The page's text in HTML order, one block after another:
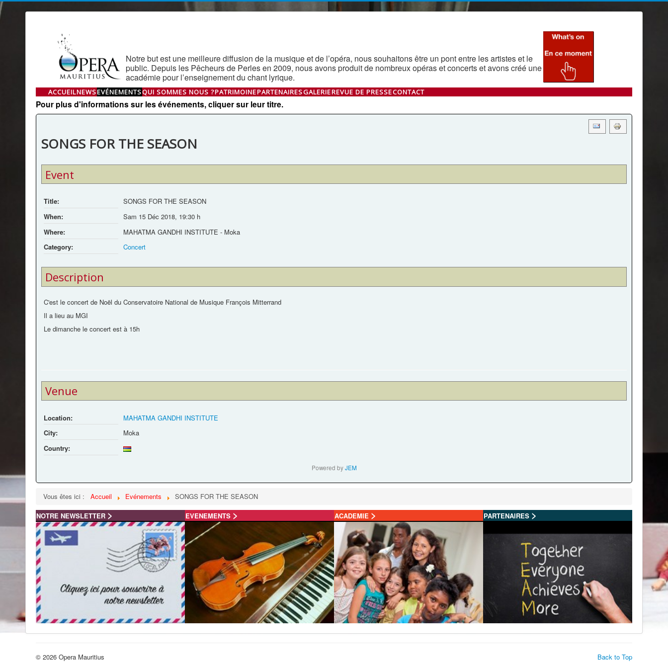
Notre but est une meilleure diffusion de la musique et de l’opéra, nous souhaitons être un pont entre les artistes et le
public. Depuis les Pêcheurs de Perles en 2009, nous avons produit de nombreux opéras et concerts et avons créé une
académie pour l’enseignement du chant lyrique.
ACCUEILNEWSEVÉNEMENTSQUI SOMMES NOUS ?PATRIMOINEPARTENAIRESGALERIEREVUE DE PRESSECONTACT
Pour plus d'informations sur les événements, cliquer sur leur titre.
SONGS FOR THE SEASON
Event
Title:
SONGS FOR THE SEASON
When:
Sam 15 Déc 2018, 19:30 h
Where:
MAHATMA GANDHI INSTITUTE - Moka
Category:
Concert
Description
C'est le concert de Noël du Conservatoire National de Musique François Mitterrand
Il a lieu au MGI
Le dimanche le concert est à 15h
Venue
Location:
MAHATMA GANDHI INSTITUTE
City:
Moka
Country:
Powered byJEM
Vous êtes ici : Accueil Evénements SONGS FOR THE SEASON
NOTRE NEWSLETTER > EVENEMENTS > ACADEMIE > PARTENAIRES >
Back to Top
© 2026 Opera Mauritius